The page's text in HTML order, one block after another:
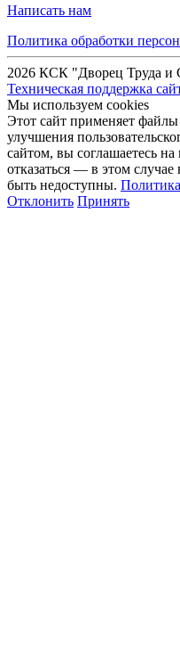
Написать нам
Политика обработки
2026 КСК "Дворец Труда и
Техническая поддержка
Мы используем cookies
Этот сайт применяет
улучшения
сайтом, вы соглашаетесь
отказаться — в этом
быть недоступны.
Отклонить Принять